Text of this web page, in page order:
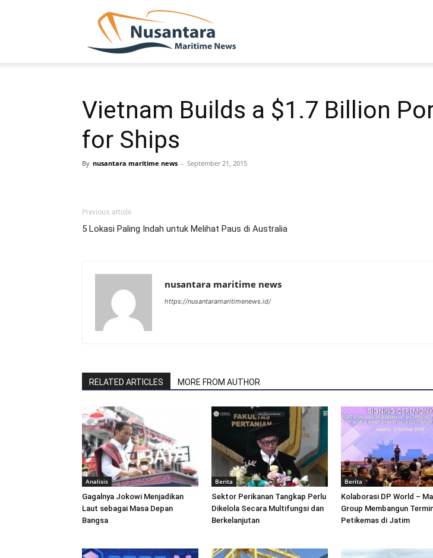
Vietnam Builds a $1.7 Billion
for Ships
By nusantara maritime news - September 21, 2015
Previous article
5 Lokasi Paling Indah untuk Melihat Paus di Australia
nusantara maritime news
https://nusantaramaritimenews.id/
RELATED ARTICLES MORE FROM AUTHOR
Analisis
Gagalnya Jokowi Menjadikan
Laut sebagai Masa Depan
Bangsa
Berita
Sektor Perikanan Tangkap Perlu
Dikelola Secara Multifungsi dan
Berkelanjutan
Berita
Kolaborasi DP World –
Group Membangun
Petikemas di Jatim